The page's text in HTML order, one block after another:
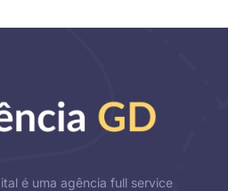
é uma agência full service